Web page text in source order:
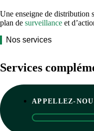
Une enseigne de distribution
plan de surveillance et
Nos services
Services
APPELLEZ-